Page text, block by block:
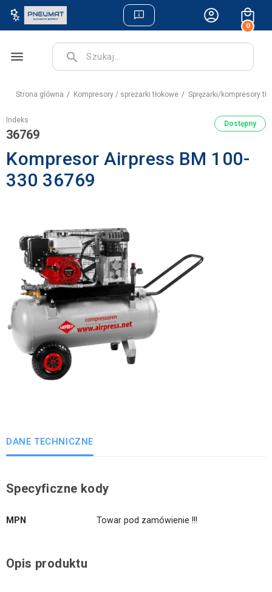
0
menu search
Strona główna Kompresory / spreżarki tłokowe Sprężarki/kompresory
Indeks
36769
Dostępny
Kompresor Airpress BM 100-
330 36769
DANE TECHNICZNE
Specyficzne kody
MPN Towar pod zamówienie !!!
Opis produktu